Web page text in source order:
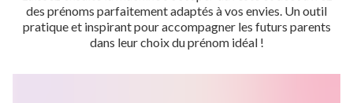
des prénoms parfaitement adaptés à vos envies. Un outil
pratique et inspirant pour accompagner les futurs parents
dans leur choix du prénom idéal !